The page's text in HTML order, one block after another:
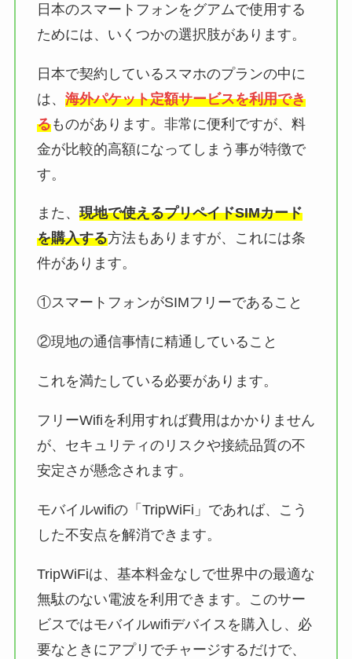
日本のスマートフォンをグアムで使用する
ためには、いくつかの選択肢があります。
日本で契約しているスマホのプランの中に
は、 海外パケット定額サービスを利用でき
るものがあります。非常に便利ですが、料
金が比較的高額になってしまう事が特徴で
す。
また、 現地で使えるプリペイドSIMカード
を購入する方法もありますが、これには条
件があります。
①スマートフォンがSIMフリーであること
②現地の通信事情に精通していること
これを満たしている必要があります。
フリーWifiを利用すれば費用はかかりません
が、セキュリティのリスクや接続品質の不
安定さが懸念されます。
モバイルwifiの「TripWiFi」であれば、こう
した不安点を解消できます。
TripWiFiは、基本料金なしで世界中の最適な
無駄のない電波を利用できます。このサー
ビスではモバイルwifiデバイスを購入し、必
要なときにアプリでチャージするだけで、